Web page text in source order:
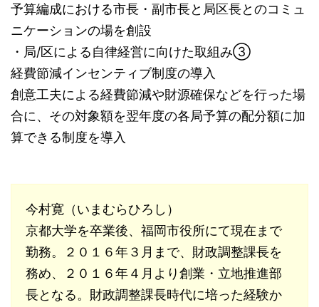
予算編成における市長・副市長と局区長とのコミュ
ニケーションの場を創設
・局/区による自律経営に向けた取組み③
経費節減インセンティブ制度の導入
創意工夫による経費節減や財源確保などを行った場
合に、その対象額を翌年度の各局予算の配分額に加
算できる制度を導入
今村寛（いまむらひろし）
京都大学を卒業後、福岡市役所にて現在まで
勤務。２０１６年３月まで、財政調整課長を
務め、２０１６年４月より創業・立地推進部
長となる。財政調整課長時代に培った経験か